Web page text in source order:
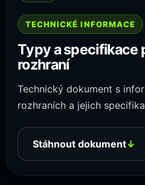
TECHNICKÉ INFORMACE
Typy a specifikace
rozhraní
Technický dokument s
rozhraních a jejich
Stáhnout dokument↓